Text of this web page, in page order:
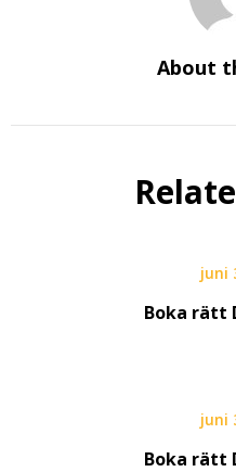
About
juni
Boka rätt
juni
Boka rätt